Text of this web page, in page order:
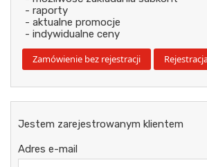
- raporty
- aktualne promocje
- indywidualne ceny
Jestem zarejestrowanym klientem
Adres e-mail